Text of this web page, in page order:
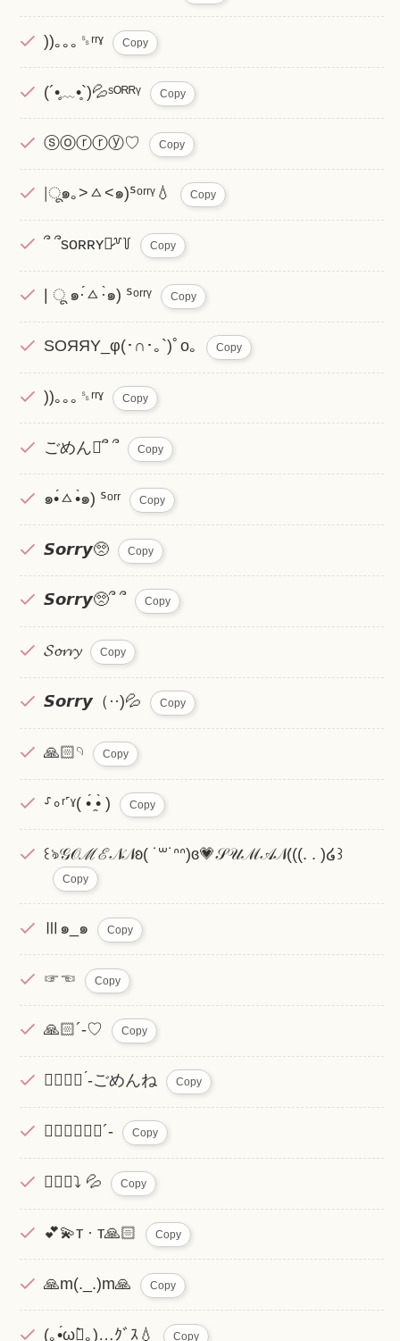
))｡｡｡␎ʳʳˠ Copy
(´•̥﹏•̥`)💦ˢᴼᴿᴿᵞ Copy
ⓢⓞⓡⓡⓨ♡ Copy
‎‎‎|ू๑｡>ㅿ<๑)ᔆᵒʳʳᵞ💧 Copy
՞ ՞sᴏʀʀʏ♡̷꒷꒦ Copy
| ू ๑·́ㅿ·̀๑) ᔆᵒʳʳᵞ Copy
SΟЯЯΥ_φ(･∩･｡`)ﾟo｡ Copy
))｡｡｡␎ʳʳˠ Copy
ごめんᯅ̈՞ ՞ Copy
๑•́ㅿ•̀๑) ᔆᵒʳʳ Copy
𝙎𝙤𝙧𝙧𝙮🥺 Copy
𝙎𝙤𝙧𝙧𝙮🥺՞ ՞ Copy
𝓢𝓸𝓻𝓻𝔂 Copy
𝙎𝙤𝙧𝙧𝙮（··)💦 Copy
🙏🏻𓄹 Copy
⸉∘ʳ˹ˠ( •́ ̯•̀ ) Copy
꒰ঌ𝒢𝒪ℳℰ𝒩𝒩ʚ( ˙꒳˙ᐢᐢ)ɞ💗𝒮𝒰ℳ𝒜𝒩(((. . )໒꒱
Copy
Ⅲ๑_๑ Copy
☞☜ Copy
🙏🏻´-♡ Copy
👉🏻👈🏻‪ ́-ごめんね Copy
🙇🏻‍♂️🙇🏻‍♀️´- Copy
🙇🏻‍♀️⤵︎ ︎💦 Copy
💕💫т · т🙏🏻 Copy
🙏m(._.)m🙏 Copy
(｡•́ωก̀｡)…ｸﾞｽ💧 Copy